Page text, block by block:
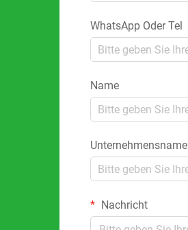
WhatsApp Oder Tel
Name
Unternehmensname
Nachricht